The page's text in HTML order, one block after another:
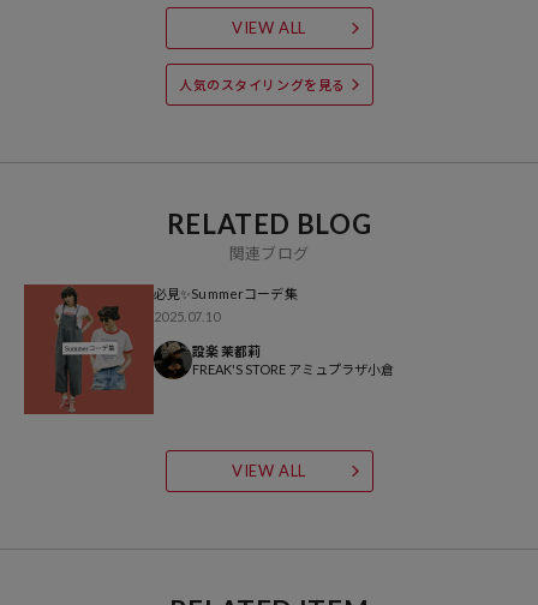
VIEW ALL
人気のスタイリングを見る
RELATED BLOG
関連ブログ
必見✨Summerコーデ集
2025.07.10
設楽 茉都莉
FREAK'S STORE アミュプラザ小倉
VIEW ALL